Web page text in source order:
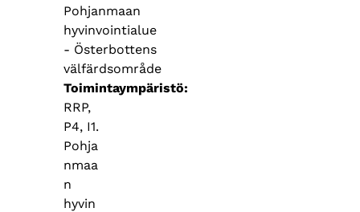
Pohjanmaan
hyvinvointialue
- Österbottens
välfärdsområde
Toimintaympäristö
RRP,
P4, I1.
Pohja
nmaa
n
hyvin